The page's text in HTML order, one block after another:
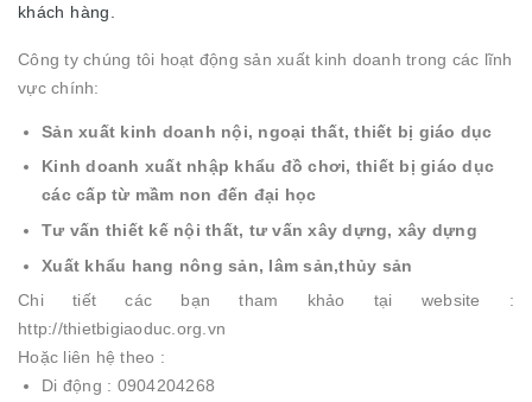
khách hàng.
Công ty chúng tôi hoạt động sản xuất kinh doanh trong các lĩnh
vực chính:
Sản xuất kinh doanh nội, ngoại thất,thiết bị giáo dục
Kinh doanh xuất nhập khẩu đồ chơi, thiết bị giáo dục
các cấp từ mầm non đến đại học
Tư vấn thiết kế nội thất, tư vấn xây dựng, xây dựng
Xuất khẩu hang nông sản, lâm sản,thủy sản
Chi tiết các bạn tham khảo tại website :
http://thietbigiaoduc.org.vn
Hoặc liên hệ theo :
Di động : 0904204268